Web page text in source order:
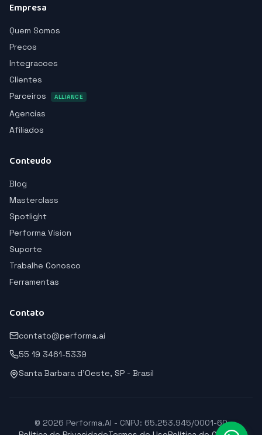
Empresa
Quem Somos
Precos
Integracoes
Clientes
Parceiros
ALLIANCE
Agencias
Afiliados
Conteudo
Blog
Masterclass
Spotlight
Performa Vision
Suporte
Trabalhe Conosco
Ferramentas
Contato
contato@performa.ai
55 19 3461-5339
Santa Barbara d'Oeste, SP - Brasil
© 2026 Performa.AI - CNPJ: 65.253.945/0001-60